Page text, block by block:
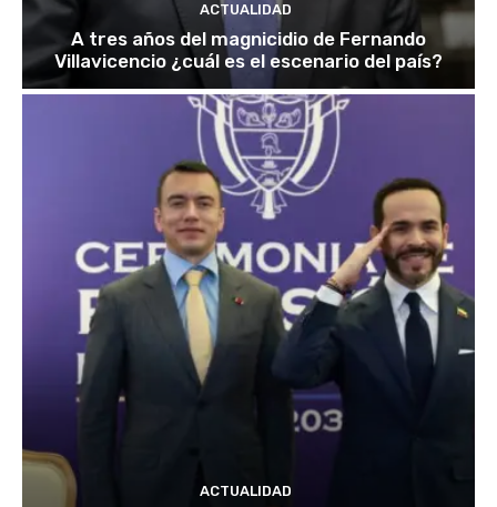
ACTUALIDAD
A tres años del magnicidio de Fernando
Villavicencio ¿cuál es el escenario del país?
ACTUALIDAD